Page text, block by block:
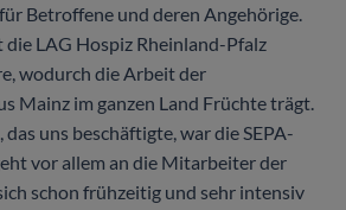
Betroffene und deren Angehörige.
LAG Hospiz Rheinland-Pfalz
wodurch die Arbeit der
Mainz im ganzen Land Früchte trägt.
das uns beschäftigte, war die SEPA-
vor allem an die Mitarbeiter der
schon frühzeitig und sehr intensiv